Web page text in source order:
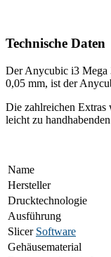
Technische
Der Anycubic i3 Mega
0,05 mm, ist der
Die zahlreichen Extras
leicht zu
Name
Hersteller
Drucktechnologie
Ausführung
Slicer Software
Gehäusematerial